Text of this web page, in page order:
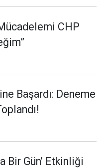
CHP
Başardı: Deneme
Bir Gün’ Etkinliği